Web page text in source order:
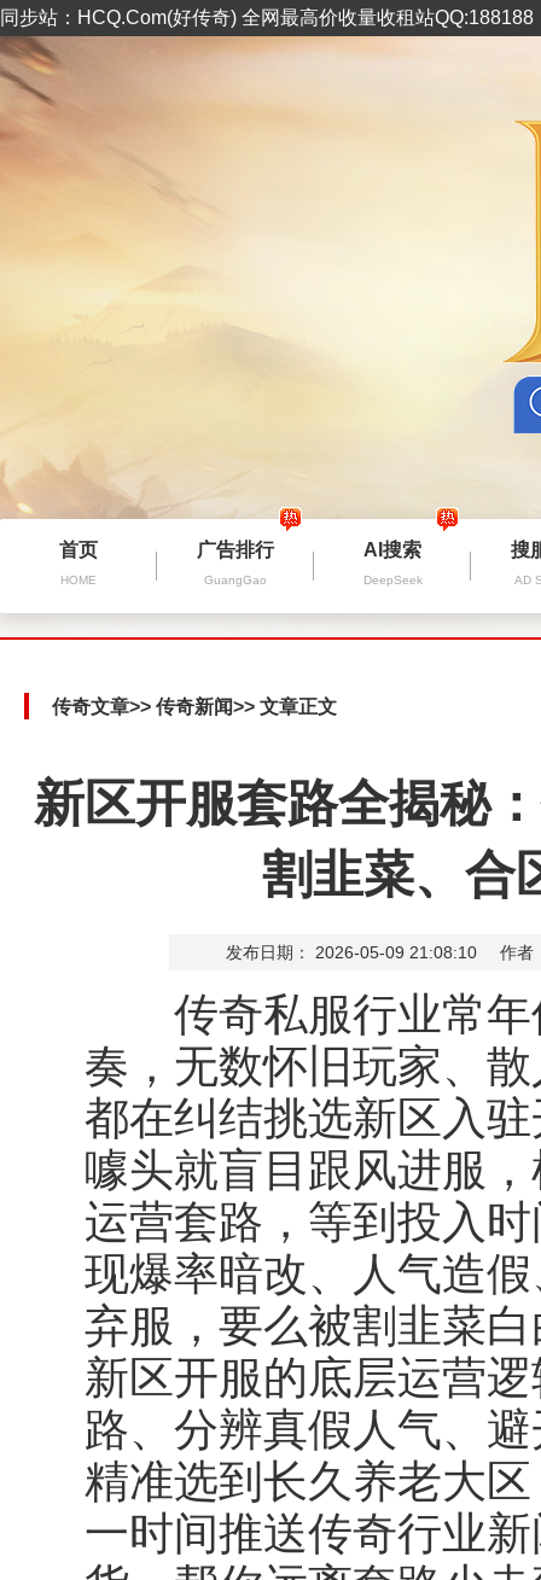
同步站：HCQ.Com(好传奇) 全网最高价收量收租站
首页
HOME
广告排行
GuangGao
AI搜索
DeepSeek
搜
AD
传奇文章>> 传奇新闻>> 文章正文
新区开服套路全揭秘
割韭菜、合
发布日期： 2026-05-09 21:08:10 作者
传奇私服行业常年
奏，无数怀旧玩家、
都在纠结挑选新区入
噱头就盲目跟风进服
运营套路，等到投入
现爆率暗改、人气造
弃服，要么被割韭菜
新区开服的底层运营
路、分辨真假人气、
精准选到长久养老大
一时间推送传奇行业